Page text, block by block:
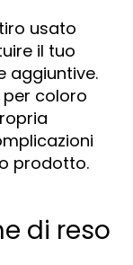
usato
il tuo
aggiuntive.
coloro
prodotto.
di reso